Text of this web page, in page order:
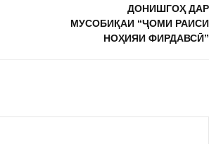
ДОНИШГОҲ ДАР
МУСОБИҚАИ “ҶОМИ РАИСИ
НОҲИЯИ ФИРДАВСӢ”